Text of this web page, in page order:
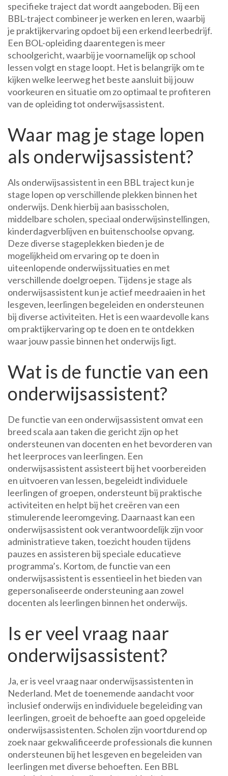
specifieke traject dat wordt aangeboden. Bij een
BBL-traject combineer je werken en leren, waarbij
je praktijkervaring opdoet bij een erkend leerbedrijf.
Een BOL-opleiding daarentegen is meer
schoolgericht, waarbij je voornamelijk op school
lessen volgt en stage loopt. Het is belangrijk om te
kijken welke leerweg het beste aansluit bij jouw
voorkeuren en situatie om zo optimaal te profiteren
van de opleiding tot onderwijsassistent.
Waar mag je stage lopen
als onderwijsassistent?
Als onderwijsassistent in een BBL traject kun je
stage lopen op verschillende plekken binnen het
onderwijs. Denk hierbij aan basisscholen,
middelbare scholen, speciaal onderwijsinstellingen,
kinderdagverblijven en buitenschoolse opvang.
Deze diverse stageplekken bieden je de
mogelijkheid om ervaring op te doen in
uiteenlopende onderwijssituaties en met
verschillende doelgroepen. Tijdens je stage als
onderwijsassistent kun je actief meedraaien in het
lesgeven, leerlingen begeleiden en ondersteunen
bij diverse activiteiten. Het is een waardevolle kans
om praktijkervaring op te doen en te ontdekken
waar jouw passie binnen het onderwijs ligt.
Wat is de functie van een
onderwijsassistent?
De functie van een onderwijsassistent omvat een
breed scala aan taken die gericht zijn op het
ondersteunen van docenten en het bevorderen van
het leerproces van leerlingen. Een
onderwijsassistent assisteert bij het voorbereiden
en uitvoeren van lessen, begeleidt individuele
leerlingen of groepen, ondersteunt bij praktische
activiteiten en helpt bij het creëren van een
stimulerende leeromgeving. Daarnaast kan een
onderwijsassistent ook verantwoordelijk zijn voor
administratieve taken, toezicht houden tijdens
pauzes en assisteren bij speciale educatieve
programma’s. Kortom, de functie van een
onderwijsassistent is essentieel in het bieden van
gepersonaliseerde ondersteuning aan zowel
docenten als leerlingen binnen het onderwijs.
Is er veel vraag naar
onderwijsassistent?
Ja, er is veel vraag naar onderwijsassistenten in
Nederland. Met de toenemende aandacht voor
inclusief onderwijs en individuele begeleiding van
leerlingen, groeit de behoefte aan goed opgeleide
onderwijsassistenten. Scholen zijn voortdurend op
zoek naar gekwalificeerde professionals die kunnen
ondersteunen bij het lesgeven en begeleiden van
leerlingen met diverse behoeften. Een BBL